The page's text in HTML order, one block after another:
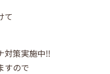
て
対策実施中‼️
すので